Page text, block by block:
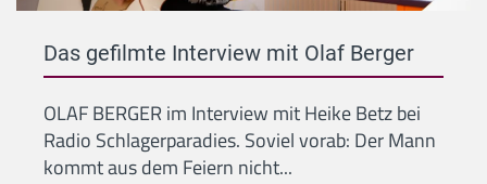
Das gefilmte Interview mit Olaf Berger
OLAF BERGER im Interview mit Heike Betz bei
Radio Schlagerparadies. Soviel vorab: Der Mann
kommt aus dem Feiern nicht...